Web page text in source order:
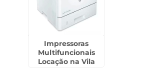
Impressoras
Multifuncionais
Locação na Vila